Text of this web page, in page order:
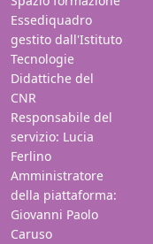
Essediquadro
gestito dall'Istituto
Tecnologie
Didattiche del
CNR
Responsabile del
servizio: Lucia
Ferlino
Amministratore
della piattaforma:
Giovanni Paolo
Caruso